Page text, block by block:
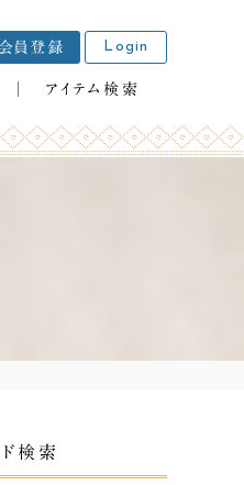
アイテム検索
員登録 Login
検索